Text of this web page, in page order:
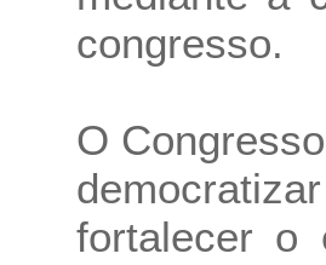
congresso.
O
fortalecer o